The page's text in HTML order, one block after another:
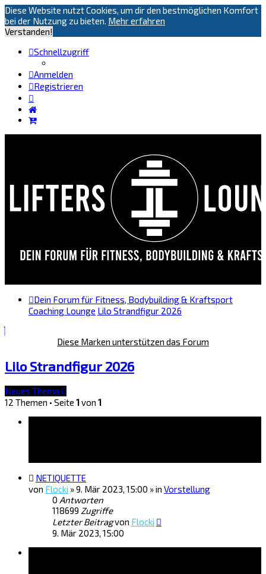
Diese Website nutzt Cookies, um dir den bestmöglichen Komfort
bei der Nutzung zu bieten. Mehr erfahren
Verstanden!
Schnellzugriff
Anmelden
Registrieren
Dein Forum für Fitness, Bodybuilding & Kraftsport
Coaching Lounge Lilo Strandfigur 2026
Diese Marken unterstützen das Forum
Lilo Strandfigur 2026
Neues Thema
12 Themen • Seite 1 von 1
NETIQUETTE
von Flocki »9. Mär 2023, 15:00 » in Vorstellung
0 Antworten
118699 Zugriffe
Letzter Beitragvon Flocki
9. Mär 2023, 15:00